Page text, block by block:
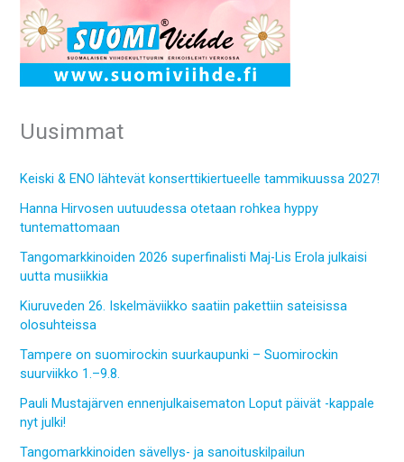
Uusimmat
Keiski & ENO lähtevät konserttikiertueelle tammikuussa 2027!
Hanna Hirvosen uutuudessa otetaan rohkea hyppy
tuntemattomaan
Tangomarkkinoiden 2026 superfinalisti Maj-Lis Erola julkaisi
uutta musiikkia
Kiuruveden 26. Iskelmäviikko saatiin pakettiin sateisissa
olosuhteissa
Tampere on suomirockin suurkaupunki – Suomirockin
suurviikko 1.–9.8.
Pauli Mustajärven ennenjulkaisematon Loput päivät -kappale
nyt julki!
Tangomarkkinoiden sävellys- ja sanoituskilpailun